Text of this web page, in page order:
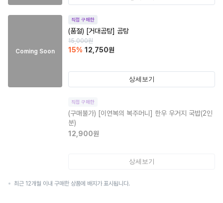
Coming Soon
직접 구매한
(품절) [거대곰탕] 곰탕
15,000원
15% 12,750원
상세보기
직접 구매한
(구매불가) [이연복의 복주머니] 한우 우거지 국밥(2인
분)
12,900원
상세보기
최근 12개월 이내 구매한 상품에 배지가 표시됩니다.